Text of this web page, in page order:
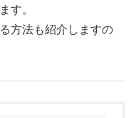
す。
方法も紹介しますの